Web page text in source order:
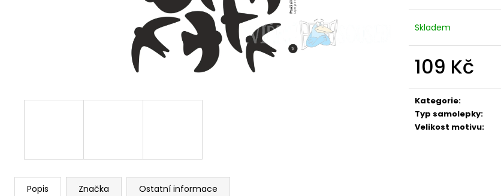
Skladem
109 Kč
cena:
Kategorie:
Typ samolepky:
Velikost motivu:
Popis Značka Ostatní informace